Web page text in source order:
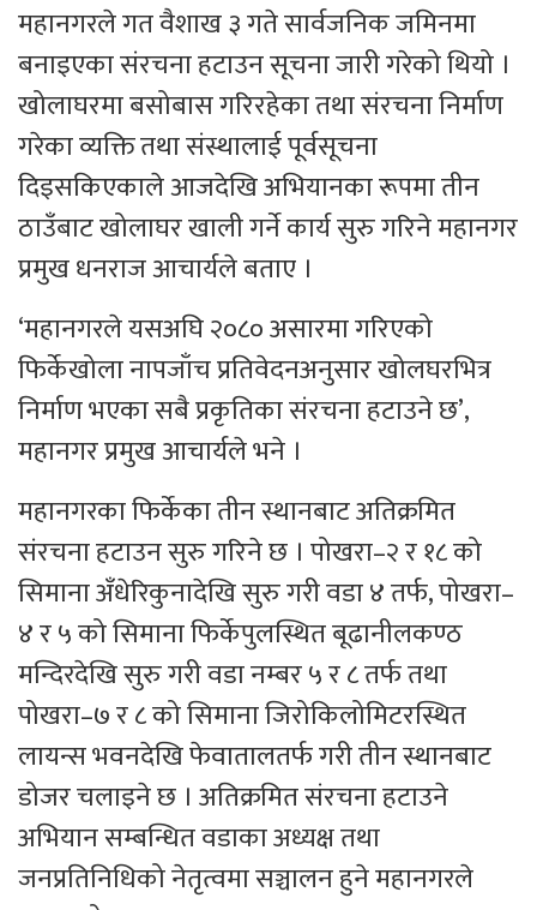
महानगरले गत वैशाख ३ गते सार्वजनिक जमिनमा
बनाइएका संरचना हटाउन सूचना जारी गरेको थियो ।
खोलाघरमा बसोबास गरिरहेका तथा संरचना निर्माण
गरेका व्यक्ति तथा संस्थालाई पूर्वसूचना
दिइसकिएकाले आजदेखि अभियानका रूपमा तीन
ठाउँबाट खोलाघर खाली गर्ने कार्य सुरु गरिने महानगर
प्रमुख धनराज आचार्यले बताए ।
‘महानगरले यसअघि २०८० असारमा गरिएको
फिर्केखोला नापजाँच प्रतिवेदनअनुसार खोलघरभित्र
निर्माण भएका सबै प्रकृतिका संरचना हटाउने छ’,
महानगर प्रमुख आचार्यले भने ।
महानगरका फिर्केका तीन स्थानबाट अतिक्रमित
संरचना हटाउन सुरु गरिने छ । पोखरा–२ र १८ को
सिमाना अँधेरिकुनादेखि सुरु गरी वडा ४ तर्फ, पोखरा–
४ र ५ को सिमाना फिर्केपुलस्थित बूढानीलकण्ठ
मन्दिरदेखि सुरु गरी वडा नम्बर ५ र ८ तर्फ तथा
पोखरा–७ र ८ को सिमाना जिरोकिलोमिटरस्थित
लायन्स भवनदेखि फेवातालतर्फ गरी तीन स्थानबाट
डोजर चलाइने छ । अतिक्रमित संरचना हटाउने
अभियान सम्बन्धित वडाका अध्यक्ष तथा
जनप्रतिनिधिको नेतृत्वमा सञ्चालन हुने महानगरले